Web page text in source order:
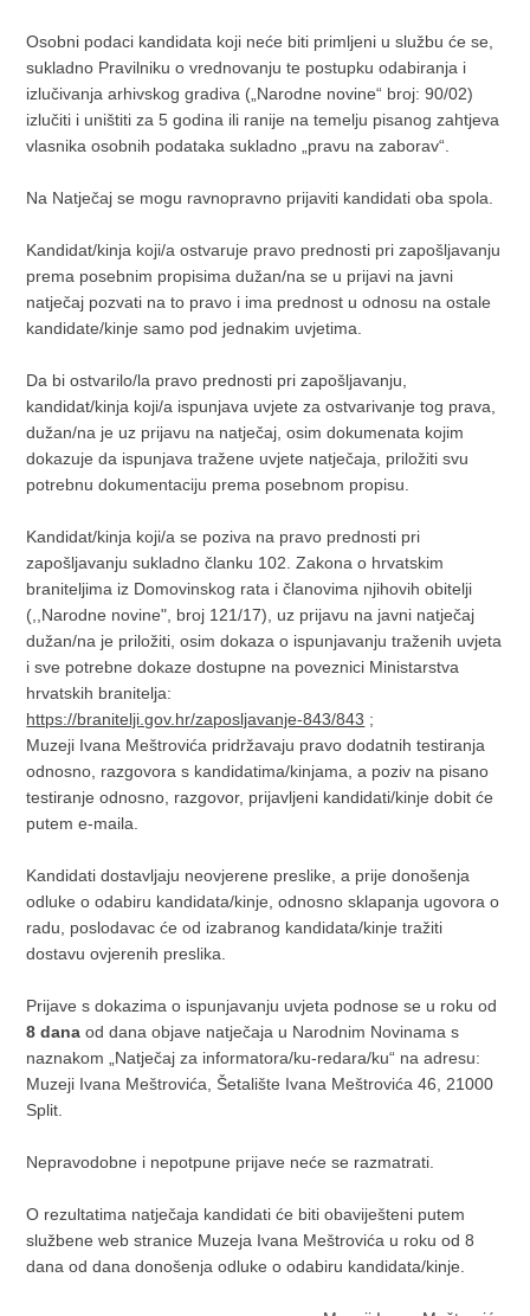
Osobni podaci kandidata koji neće biti primljeni u službu će se,
sukladno Pravilniku o vrednovanju te postupku odabiranja i
izlučivanja arhivskog gradiva („Narodne novine“ broj: 90/02)
izlučiti i uništiti za 5 godina ili ranije na temelju pisanog zahtjeva
vlasnika osobnih podataka sukladno „pravu na zaborav“.
Na Natječaj se mogu ravnopravno prijaviti kandidati oba spola.
Kandidat/kinja koji/a ostvaruje pravo prednosti pri zapošljavanju
prema posebnim propisima dužan/na se u prijavi na javni
natječaj pozvati na to pravo i ima prednost u odnosu na ostale
kandidate/kinje samo pod jednakim uvjetima.
Da bi ostvarilo/la pravo prednosti pri zapošljavanju,
kandidat/kinja koji/a ispunjava uvjete za ostvarivanje tog prava,
dužan/na je uz prijavu na natječaj, osim dokumenata kojim
dokazuje da ispunjava tražene uvjete natječaja, priložiti svu
potrebnu dokumentaciju prema posebnom propisu.
Kandidat/kinja koji/a se poziva na pravo prednosti pri
zapošljavanju sukladno članku 102. Zakona o hrvatskim
braniteljima iz Domovinskog rata i članovima njihovih obitelji
(,,Narodne novine", broj 121/17), uz prijavu na javni natječaj
dužan/na je priložiti, osim dokaza o ispunjavanju traženih uvjeta
i sve potrebne dokaze dostupne na poveznici Ministarstva
hrvatskih branitelja:
https://branitelji.gov.hr/zaposljavanje-843/843 ;
Muzeji Ivana Meštrovića pridržavaju pravo dodatnih testiranja
odnosno, razgovora s kandidatima/kinjama, a poziv na pisano
testiranje odnosno, razgovor, prijavljeni kandidati/kinje dobit će
putem e-maila.
Kandidati dostavljaju neovjerene preslike, a prije donošenja
odluke o odabiru kandidata/kinje, odnosno sklapanja ugovora o
radu, poslodavac će od izabranog kandidata/kinje tražiti
dostavu ovjerenih preslika.
Prijave s dokazima o ispunjavanju uvjeta podnose se u roku od
8 dana od dana objave natječaja u Narodnim Novinama s
naznakom „Natječaj za informatora/ku-redara/ku“ na adresu:
Muzeji Ivana Meštrovića, Šetalište Ivana Meštrovića 46, 21000
Split.
Nepravodobne i nepotpune prijave neće se razmatrati.
O rezultatima natječaja kandidati će biti obaviješteni putem
službene web stranice Muzeja Ivana Meštrovića u roku od 8
dana od dana donošenja odluke o odabiru kandidata/kinje.